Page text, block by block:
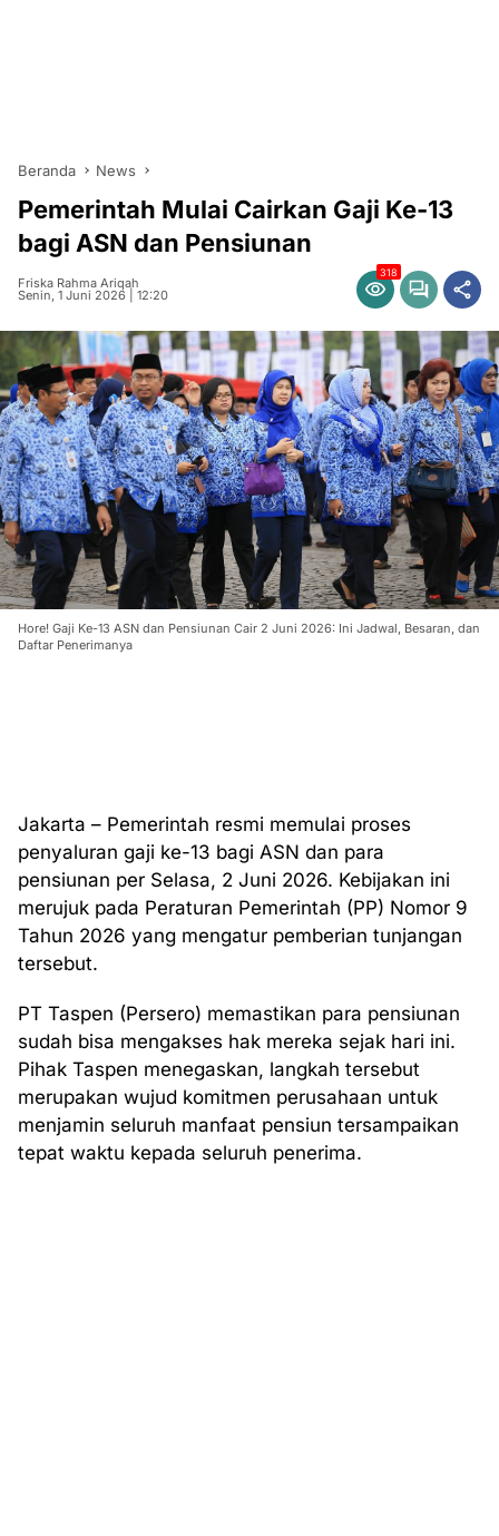
Beranda News
Pemerintah Mulai Cairkan Gaji Ke-13
bagi ASN dan Pensiunan
Friska Rahma Ariqah
Senin, 1 Juni 2026 | 12:20
318
Hore! Gaji Ke-13 ASN dan Pensiunan Cair 2 Juni 2026: Ini Jadwal, Besaran, dan
Daftar Penerimanya
Jakarta – Pemerintah resmi memulai proses
penyaluran gaji ke-13 bagi ASN dan para
pensiunan per Selasa, 2 Juni 2026. Kebijakan ini
merujuk pada Peraturan Pemerintah (PP) Nomor 9
Tahun 2026 yang mengatur pemberian tunjangan
tersebut.
PT Taspen (Persero) memastikan para pensiunan
sudah bisa mengakses hak mereka sejak hari ini.
Pihak Taspen menegaskan, langkah tersebut
merupakan wujud komitmen perusahaan untuk
menjamin seluruh manfaat pensiun tersampaikan
tepat waktu kepada seluruh penerima.